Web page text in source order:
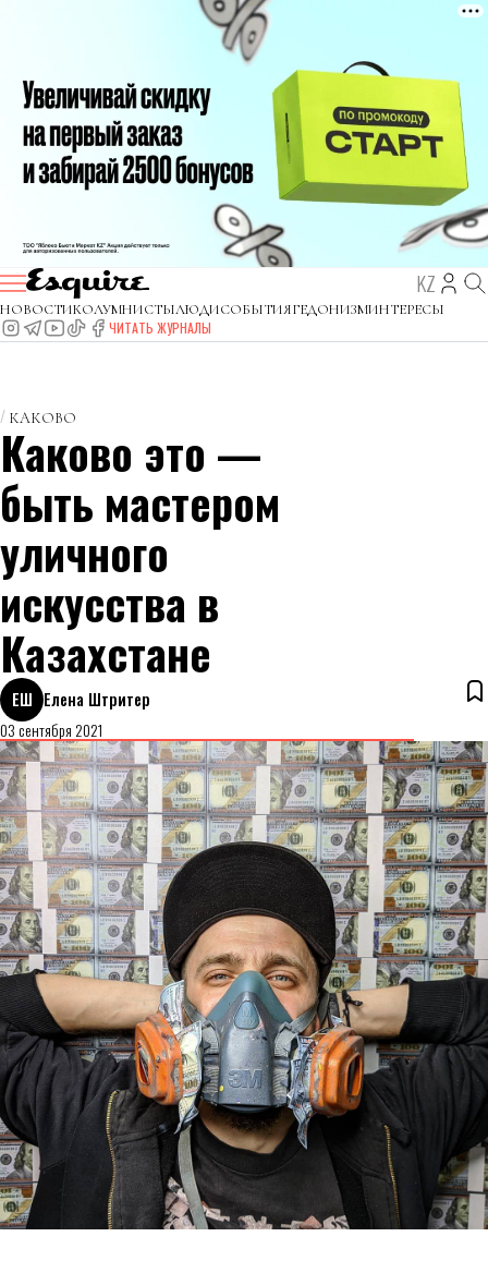
KZ
НОВОСТИКОЛУМНИСТЫЛЮДИСОБЫТИЯГЕДОНИЗМИНТЕРЕСЫ
ЧИТАТЬ ЖУРНАЛЫ
КАКОВО
Каково это —
быть мастером
уличного
искусства в
Казахстане
ЕШ Елена Штритер
03 сентября 2021